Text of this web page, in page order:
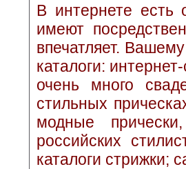
В интернете есть
имеют
впечатляет.
каталоги:
очень много
стильных
модные
российских
каталоги стрижки;